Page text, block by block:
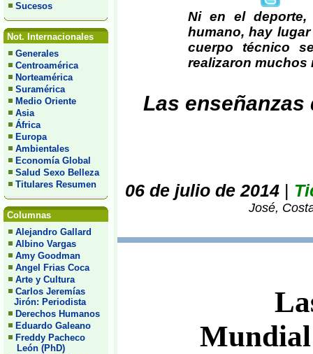
Sucesos
Not. Internacionales
Generales
Centroamérica
Norteamérica
Suramérica
Medio Oriente
Asia
África
Europa
Ambientales
Economía Global
Salud Sexo Belleza
Titulares Resumen
Columnas
Alejandro Gallard
Albino Vargas
Amy Goodman
Angel Frias Coca
Arte y Cultura
Carlos Jeremías
Jirón: Periodista
Derechos Humanos
Eduardo Galeano
Freddy Pacheco
León (PhD)
Ni en el
humano, hay
cuerpo técnico
realizaron muchos
Las enseñanzas
06 de julio de 2014 |
José,